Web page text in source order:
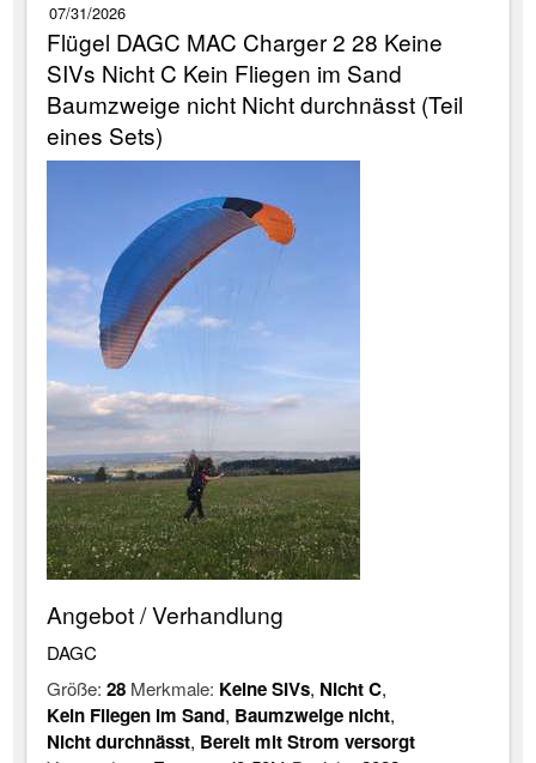
07/31/2026
Flügel DAGC MAC Charger 2 28 Keine
SIVs Nicht C Kein Fliegen im Sand
Baumzweige nicht Nicht durchnässt (Teil
eines Sets)
Angebot / Verhandlung
DAGC
Größe:28 Merkmale: Keine SIVs, Nicht C,
Kein Fliegen im Sand, Baumzweige nicht,
Nicht durchnässt, Bereit mit Strom versorgt